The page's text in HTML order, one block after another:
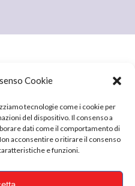
Cookie
tecnologie come i cookie per
del dispositivo. Il consenso a
dati come il comportamento di
acconsentire o ritirare il consenso
e funzioni.
28. 05100 Terni (TR)